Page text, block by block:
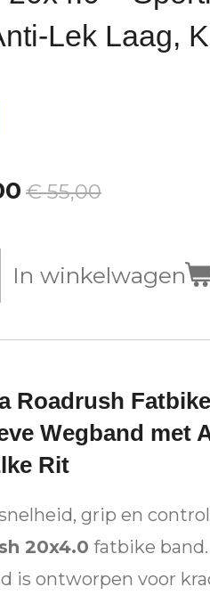
Lek Laag,
€ 55,00
In winkelwagen
Roadrush
Wegband met
Rit
grip en
20x4.0 fatbike
is ontworpen voor